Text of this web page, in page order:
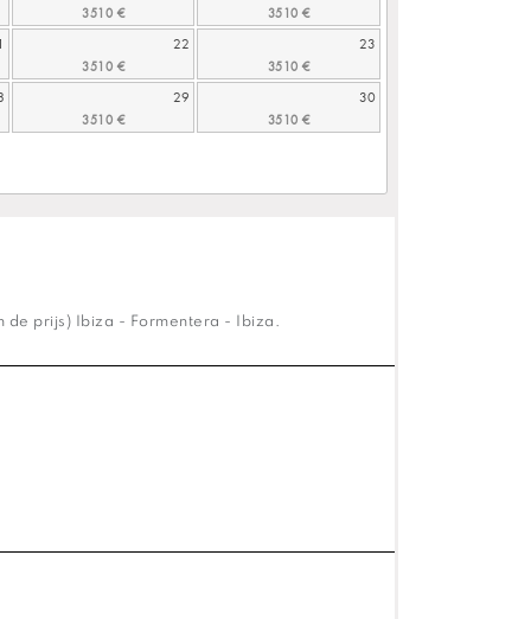
22 23
29 30
de prijs) Ibiza - Formentera - Ibiza.